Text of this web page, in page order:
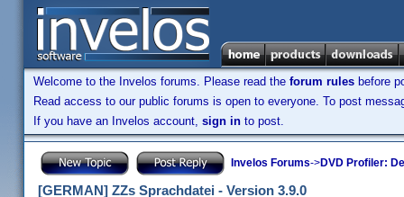
Welcome to the Invelos forums. Please read the forum rules before
Read access to our public forums is open to everyone. To post
If you have an Invelos account, sign in to post.
Invelos Forums->DVD Profiler:
[GERMAN] ZZs Sprachdatei - Version 3.9.0